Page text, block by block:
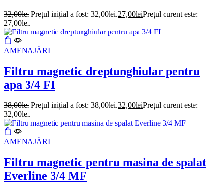
32,00lei Prețul inițial a fost: 32,00lei.27,00leiPrețul curent este:
27,00lei.
AMENAJĂRI
Filtru magnetic dreptunghiular pentru
apa 3/4 FI
38,00lei Prețul inițial a fost: 38,00lei.32,00leiPrețul curent este:
32,00lei.
AMENAJĂRI
Filtru magnetic pentru masina de spalat
Everline 3/4 MF